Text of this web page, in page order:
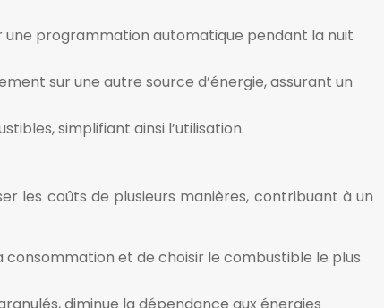
programmation automatique pendant la nuit
sur une autre source d’énergie, assurant un
simplifiant ainsi l’utilisation.
les coûts de plusieurs manières, contribuant à un
consommation et de choisir le combustible le plus